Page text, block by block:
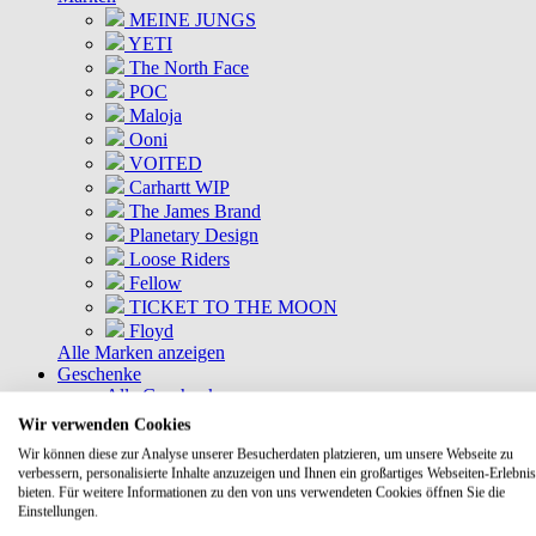
MEINE JUNGS
YETI
The North Face
POC
Maloja
Ooni
VOITED
Carhartt WIP
The James Brand
Planetary Design
Loose Riders
Fellow
TICKET TO THE MOON
Floyd
Alle Marken anzeigen
Geschenke
Alle Geschenke
Geschenkkisten
DEALS
Aktuelle Deals
Kommende Deals
Wir verwenden Cookies
Wir können diese zur Analyse unserer Besucherdaten platzieren, um unsere Webseite zu
verbessern, personalisierte Inhalte anzuzeigen und Ihnen ein großartiges Webseiten-
bieten. Für weitere Informationen zu den von uns verwendeten Cookies öffnen Sie die
Einstellungen.